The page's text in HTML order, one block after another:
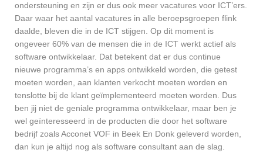
ondersteuning en zijn er dus ook meer vacatures voor ICT’ers.
Daar waar het aantal vacatures in alle beroepsgroepen flink
daalde, bleven die in de ICT stijgen. Op dit moment is
ongeveer 60% van de mensen die in de ICT werkt actief als
software ontwikkelaar. Dat betekent dat er dus continue
nieuwe programma’s en apps ontwikkeld worden, die getest
moeten worden, aan klanten verkocht moeten worden en
tenslotte bij de klant geïmplementeerd moeten worden. Dus
ben jij niet de geniale programma ontwikkelaar, maar ben je
wel geïnteresseerd in de producten die door het software
bedrijf zoals Acconet VOF in Beek En Donk geleverd worden,
dan kun je altijd nog als software consultant aan de slag.